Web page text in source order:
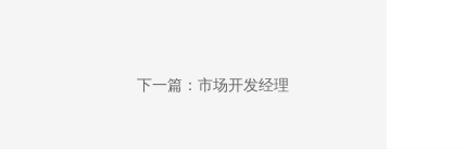
下一篇：市场开发经理